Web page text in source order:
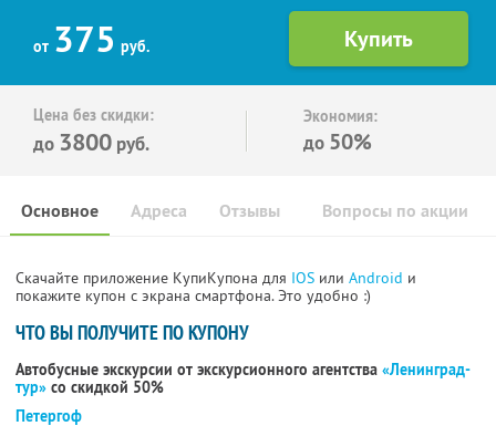
от 375 руб.
Цена без скидки:
до 3800 руб.
Экономия:
до 50%
Основное Отзывы Вопросы по акции
Адреса
Скачайте приложение КупиКупона для IOS или Android и
покажите купон с экрана смартфона. Это удобно :)
ЧТО ВЫ ПОЛУЧИТЕ ПО КУПОНУ
Автобусные экскурсии от экскурсионного агентства «Ленинград-
тур» со скидкой 50%
Петергоф